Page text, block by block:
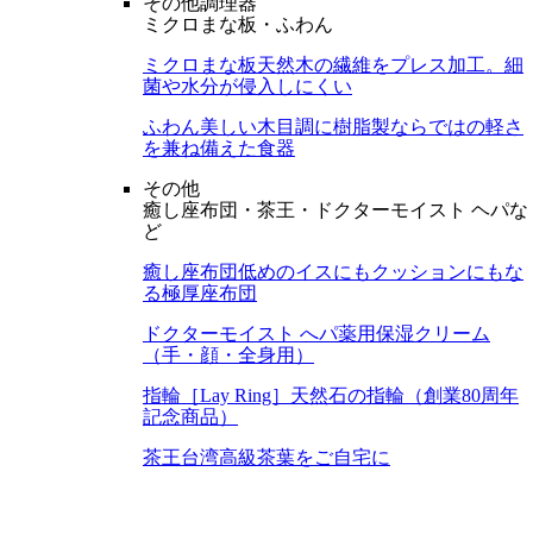
ミクロまな板・ふわん
ミクロまな板天然木の繊維をプレス加工。細
菌や水分が侵入しにくい
ふわん美しい木目調に樹脂製ならではの軽さ
を兼ね備えた食器
その他
癒し座布団・茶王・ドクターモイスト ヘパな
ど
癒し座布団低めのイスにもクッションにもな
る極厚座布団
ドクターモイスト へパ薬用保湿クリーム
（手・顔・全身用）
指輪［Lay Ring］ 天然石の指輪（創業80周年
記念商品）
茶王台湾高級茶葉をご自宅に